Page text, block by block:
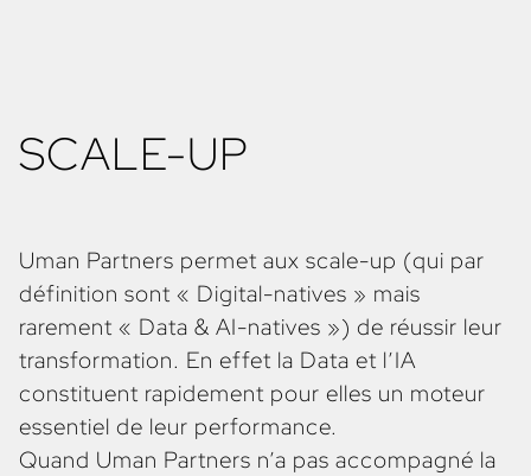
Porter haut leur marque employeur IA/Data
auprès des Talents de cet écosystème, très exigeants
l’aventure professionnelle que Uman Partners leur
propose est une réelle opportunité d’accélérer leur
carrière.
Identifier, discerner et convaincre ainsi les
meilleurscandidat(e)sdu marché européen voire
mondial de rejoindre notre Client, avec une attention
particulière portée aux compétences de leadership
requises pour qu’ils ou elles soient capables d’activer
SCALE-UP
Uman Partners permet aux scale-up (qui par
définition sont « Digital-natives » mais
rarement « Data & AI-natives ») de réussir leur
transformation. En effet la Data et l’IA
constituent rapidement pour elles un moteur
essentiel de leur performance.
Quand Uman Partners n’a pas accompagné la